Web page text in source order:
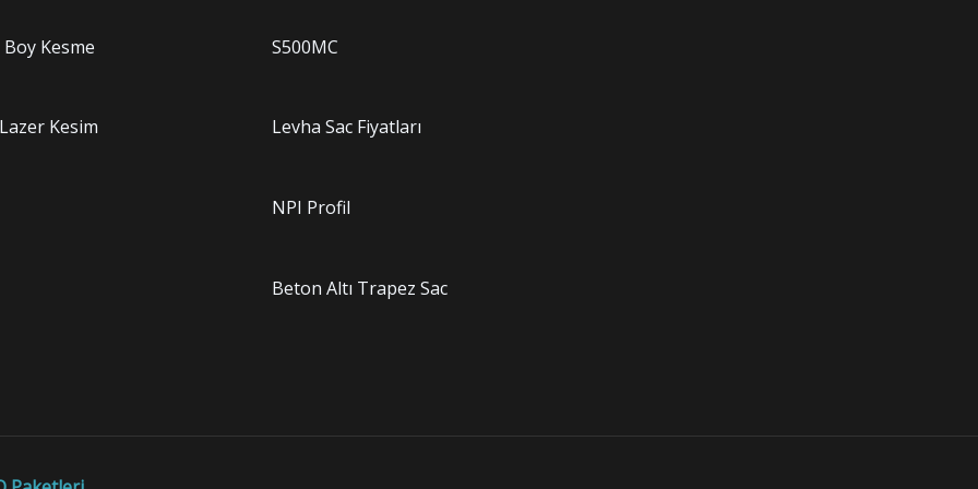
Kesme
Kesim
S500MC
Levha Sac Fiyatları
NPI Profil
Beton Altı Trapez Sac